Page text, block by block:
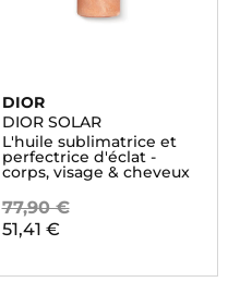
DIOR
DIOR SOLAR
L'huile sublimatrice et
perfectrice d'éclat -
corps, visage & cheveux
77,90 €
51,41 €